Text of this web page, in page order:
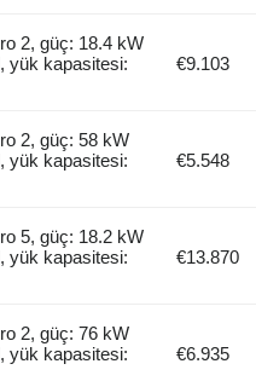
2, güç: 18.4 kW
yük kapasitesi:
€9.103
2, güç: 58 kW
yük kapasitesi:
€5.548
5, güç: 18.2 kW
yük kapasitesi:
€13.870
2, güç: 76 kW
yük kapasitesi:
€6.935